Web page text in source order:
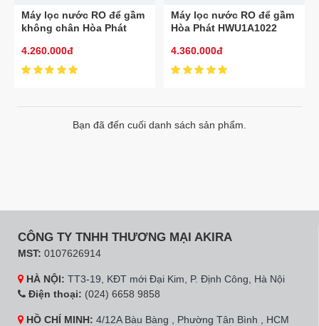
Máy lọc nước RO để gầm
không chân Hòa Phát
4.260.000đ
Máy lọc nước RO để gầm
Hòa Phát HWU1A1022
4.360.000đ
Bạn đã đến cuối danh sách sản phẩm.
CÔNG TY TNHH THƯƠNG MẠI AKIRA
MST: 0107626914
HÀ NỘI: TT3-19, KĐT mới Đại Kim, P. Định Công, Hà Nội
Điện thoại: (024) 6658 9858
HỒ CHÍ MINH: 4/12A Bàu Bàng , Phường Tân Bình , HCM